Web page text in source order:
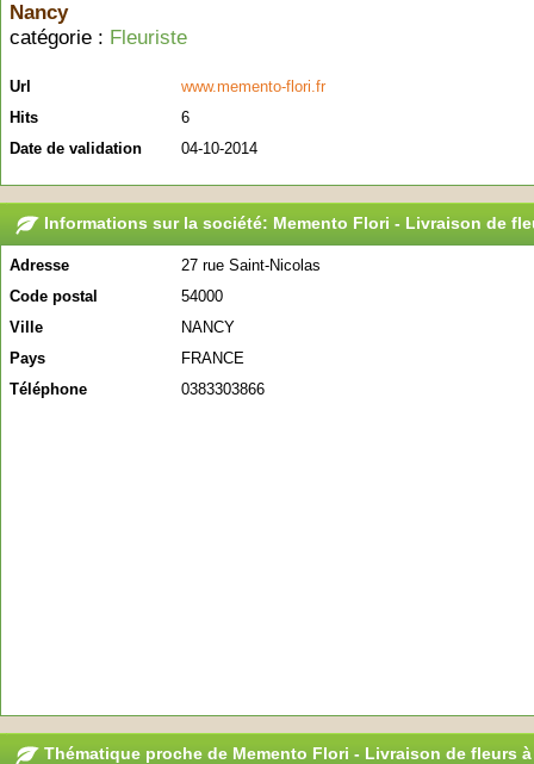
Nancy
catégorie : Fleuriste
Url
www.memento-flori.fr
Hits
6
Date de validation
04-10-2014
Informations sur la société: Memento Flori - Livraison de
Adresse
27 rue Saint-Nicolas
Code postal
54000
Ville
NANCY
Pays
FRANCE
Téléphone
0383303866
Thématique proche de Memento Flori - Livraison de fleurs